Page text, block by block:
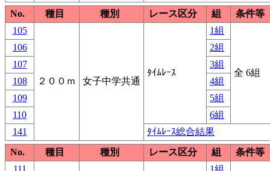
No.
種目 種別 レース区分 組
条件等
105
２００ｍ 女子中学共通
ﾀｲﾑﾚｰｽ
1組
全 6組
106
2組
107
3組
108
4組
109
5組
110
6組
141
ﾀｲﾑﾚｰｽ総合結果
No.
種目 種別 レース区分 組
条件等
111
1組